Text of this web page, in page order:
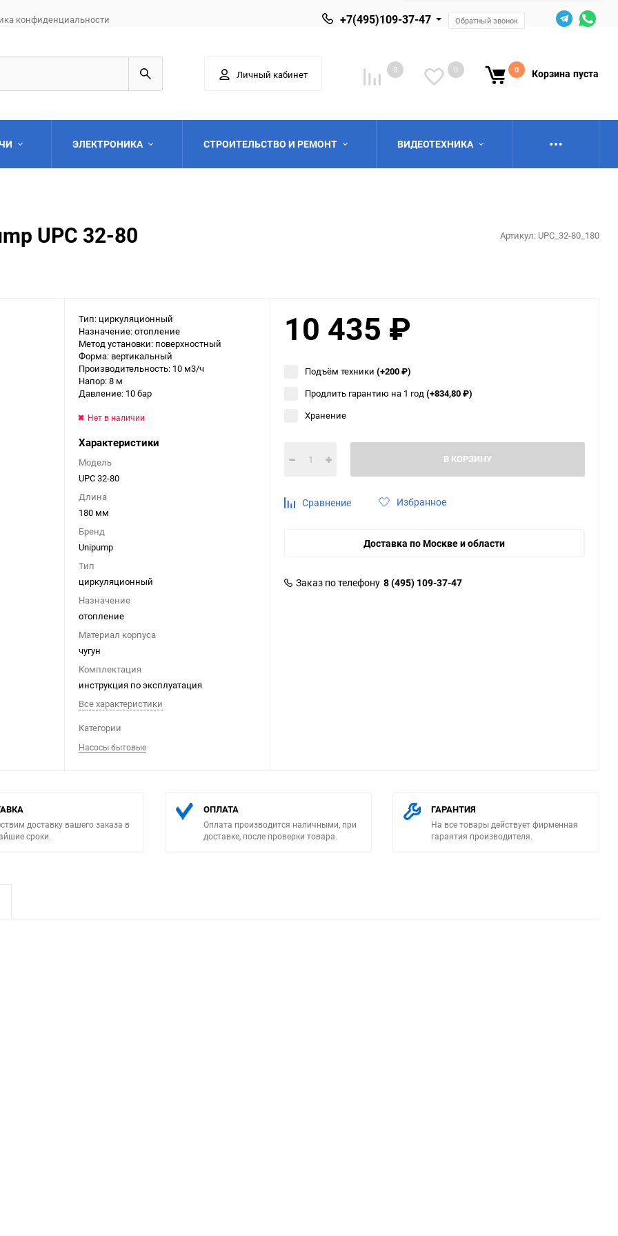
конфиденциальности +7(495)109-37-47 Обратный звонок
Личный кабинет 0 0 0 Корзина пуста
Выберите категорию
Выберите категорию
ЭЛЕКТРОНИКА СТРОИТЕЛЬСТВО И РЕМОНТ
Выберите категорию
ВИДЕОТЕХНИКА
UPC 32-80 Артикул: UPС_32-80_180
Тип: циркуляционный
Назначение: отопление
Метод установки: поверхностный
Форма: вертикальный
Производительность: 10 м3/ч
Напор: 8 м
Давление: 10 бар
Нет в наличии
Характеристики
Модель
UPC 32-80
Длина
180 мм
Бренд
Unipump
Тип
циркуляционный
Назначение
отопление
Материал корпуса
чугун
Комплектация
инструкция по эксплуатация
Все характеристики
Категории
Насосы бытовые
10 435 ₽
Подъём техники (+200₽)
Продлить гарантию на 1 год(+834,80₽)
Хранение
В КОРЗИНУ
Сравнение Избранное
Доставка по Москве и области
Заказ по телефону 8 (495) 109-37-47
доставку вашего заказа в
сроки.
ОПЛАТА
Оплата производится наличными, при
доставке, после проверки товара.
ГАРАНТИЯ
На все товары действует фирменная
гарантия производителя.